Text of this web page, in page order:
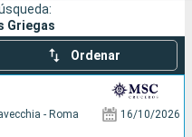
Buscar
Griegas
Ordenar
- Roma 16/10/2026